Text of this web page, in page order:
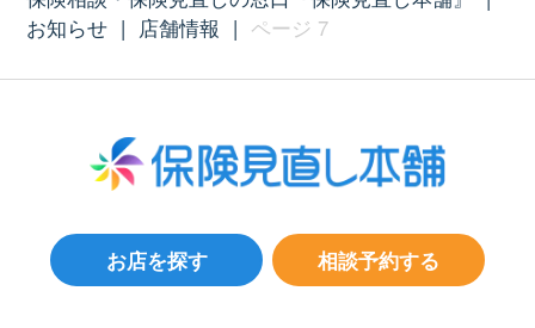
お知らせ | 店舗情報 | ページ 7
相談予約する
お店を探す